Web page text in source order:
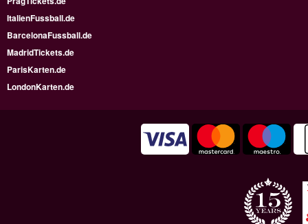
ItalienFussball.de
BarcelonaFussball.de
MadridTickets.de
ParisKarten.de
LondonKarten.de